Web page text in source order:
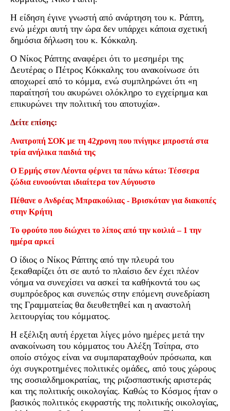
Η είδηση έγινε γνωστή από ανάρτηση του κ. Ράπτη,
ενώ μέχρι αυτή την ώρα δεν υπάρχει κάποια σχετική
δημόσια δήλωση του κ. Κόκκαλη.
Ο Νίκος Ράπτης αναφέρει ότι το μεσημέρι της
Δευτέρας ο Πέτρος Κόκκαλης του ανακοίνωσε ότι
αποχωρεί από το κόμμα, ενώ συμπληρώνει ότι «η
παραίτησή του ακυρώνει ολόκληρο το εγχείρημα και
επικυρώνει την πολιτική του αποτυχία».
Δείτε επίσης:
Ανατροπή ΣΟΚ με τη 42χρονη που πνίγηκε μπροστά στα
τρία ανήλικα παιδιά της
Ο Ερμής στον Λέοντα φέρνει τα πάνω κάτω: Τέσσερα
ζώδια ευνοούνται ιδιαίτερα τον Αύγουστο
Πέθανε ο Ανδρέας Μπρακούλιας - Βρισκόταν για διακοπές
στην Κρήτη
Το φρούτο που διώχνει το λίπος από την κοιλιά – 1 την
ημέρα αρκεί
Ο ίδιος ο Νίκος Ράπτης από την πλευρά του
ξεκαθαρίζει ότι σε αυτό το πλαίσιο δεν έχει πλέον
νόημα να συνεχίσει να ασκεί τα καθήκοντά του ως
συμπρόεδρος και συνεπώς στην επόμενη συνεδρίαση
της Γραμματείας θα διευθετηθεί και η αναστολή
λειτουργίας του κόμματος.
Η εξέλιξη αυτή έρχεται λίγες μόνο ημέρες μετά την
ανακοίνωση του κόμματος του Αλέξη Τσίπρα, στο
οποίο στόχος είναι να συμπαραταχθούν πρόσωπα, και
όχι συγκροτημένες πολιτικές ομάδες, από τους χώρους
της σοσιαλδημοκρατίας, της ριζοσπαστικής αριστεράς
και της πολιτικής οικολογίας. Καθώς το Κόσμος ήταν ο
βασικός πολιτικός εκφραστής της πολιτικής οικολογίας,